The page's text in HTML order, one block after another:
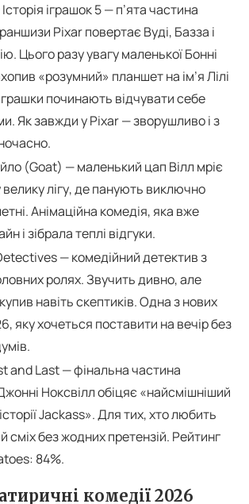
іграшок 5 — п’ята частина
Pixar повертає Вуді, Базза і
Цього разу увагу маленької Бонні
«розумний» планшет на ім’я Лілі
починають відчувати себе
Як завжди у Pixar — зворушливо і з
(Goat) — маленький цап Вілл мріє
велику лігу, де панують виключно
Анімаційна комедія, яка вже
і зібрала теплі відгуки.
— комедійний детектив з
ролях. Звучить дивно, але
навіть скептиків. Одна з нових
яку хочеться поставити на вечір без
and Last — фінальна частина
Ноксвілл обіцяє «найсмішніший
Jackass». Для тих, хто любить
сміх без жодних претензій. Рейтинг
84%.
комедії 2026